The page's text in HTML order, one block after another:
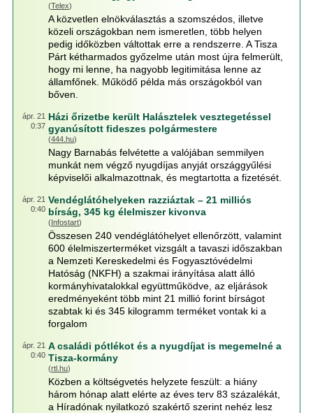
(Telex)
A közvetlen elnökválasztás a szomszédos, illetve
közeli országokban nem ismeretlen, több helyen
pedig időközben váltottak erre a rendszerre. A Tisza
Párt kétharmados győzelme után most újra felmerült,
hogy mi lenne, ha nagyobb legitimitása lenne az
államfőnek. Működő példa más országokból van
bőven.
ápr. 21
0:37
Házi őrizetbe került Halásztelek vesztegetéssel
gyanúsított fideszes polgármestere
(444.hu)
Nagy Barnabás felvétette a valójában semmilyen
munkát nem végző nyugdíjas anyját országgyűlési
képviselői alkalmazottnak, és megtartotta a fizetését.
ápr. 21
0:40
Vendéglátóhelyeken razziáztak – 21 milliós
bírság, 345 kg élelmiszer kivonva
(Infostart)
Összesen 240 vendéglátóhelyet ellenőrzött, valamint
600 élelmiszerterméket vizsgált a tavaszi időszakban
a Nemzeti Kereskedelmi és Fogyasztóvédelmi
Hatóság (NKFH) a szakmai irányítása alatt álló
kormányhivatalokkal együttműködve, az eljárások
eredményeként több mint 21 millió forint bírságot
szabtak ki és 345 kilogramm terméket vontak ki a
forgalom
ápr. 21
0:40
A családi pótlékot és a nyugdíjat is megemelné a
Tisza-kormány
(rtl.hu)
Közben a költségvetés helyzete feszült: a hiány
három hónap alatt elérte az éves terv 83 százalékát,
a Híradónak nyilatkozó szakértő szerint nehéz lesz